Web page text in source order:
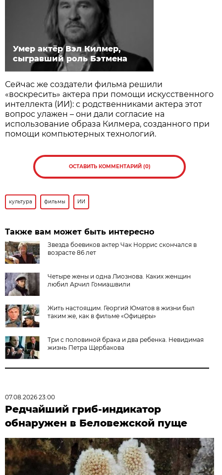
Умер актёр Вэл Килмер,
сыгравший роль Бэтмена
Сейчас же создатели фильма решили
«воскресить» актера при помощи искусственного
интеллекта (ИИ): с родственниками актера этот
вопрос улажен – они дали согласие на
использование образа Килмера, созданного при
помощи компьютерных технологий.
ОСТАВИТЬ КОММЕНТАРИЙ (0)
культура фильмы ИИ
Также вам может быть интересно
Звезда боевиков актер Чак Норрис скончался в
возрасте 86 лет
Четыре жены и одна Лиознова. Каких женщин
любил Арчил Гомиашвили
Жить настоящим. Георгий Юматов в жизни был
таким же, как в фильме «Офицеры»
Три с половиной брака и два ребенка. Невидимая
жизнь Петра Щербакова
07.08.2026 23:00
Редчайший гриб-индикатор
обнаружен в Беловежской пуще